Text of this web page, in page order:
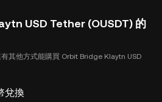
USD Tether (OUSDT) 的
其他方式能購買 Orbit Bridge Klaytn USD
兌換